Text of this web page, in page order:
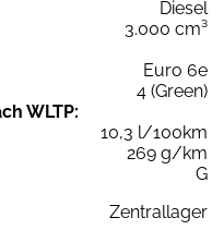
Diesel
3.000 cm³
Euro 6e
4 (Green)
WLTP:
10,3 l/100km
269 g/km
G
Zentrallager